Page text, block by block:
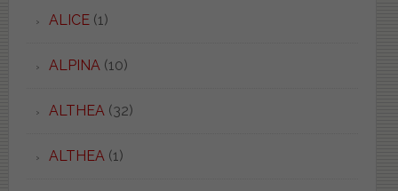
ALICE(1)
ALPINA (10)
ALTHEA (32)
ALTHEA (1)